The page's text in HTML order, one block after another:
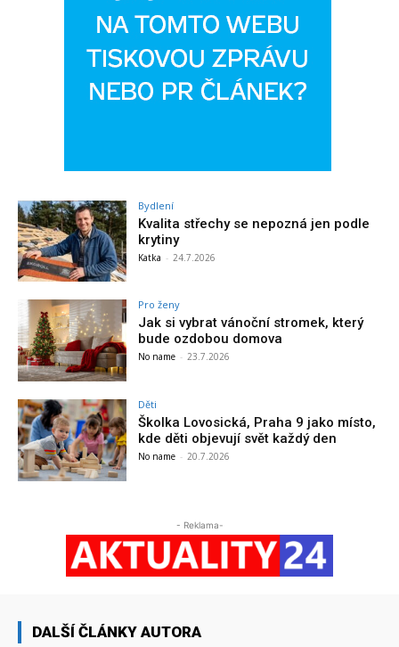
Bydlení
Kvalita střechy se nepozná jen podle
krytiny
Katka - 24.7.2026
Pro ženy
Jak si vybrat vánoční stromek, který
bude ozdobou domova
No name - 23.7.2026
Děti
Školka Lovosická, Praha 9 jako místo,
kde děti objevují svět každý den
No name - 20.7.2026
- Reklama-
DALŠÍ ČLÁNKY AUTORA